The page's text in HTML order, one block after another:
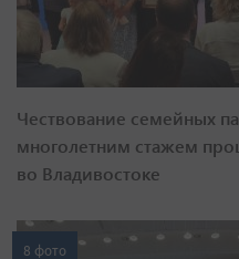
Чествование семейных
многолетним стажем
во Владивостоке
8 фото